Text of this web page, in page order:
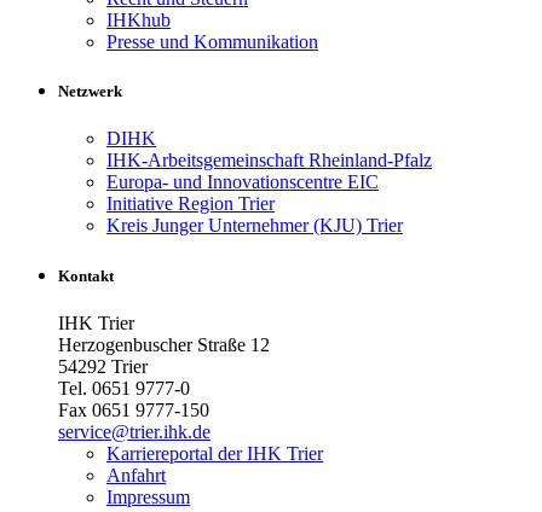
IHKhub
Presse und Kommunikation
Netzwerk
DIHK
IHK-Arbeitsgemeinschaft Rheinland-Pfalz
Europa- und Innovationscentre EIC
Initiative Region Trier
Kreis Junger Unternehmer (KJU) Trier
Kontakt
IHK Trier
Herzogenbuscher Straße 12
54292 Trier
Tel. 0651 9777-0
Fax 0651 9777-150
service@trier.ihk.de
Karriereportal der IHK Trier
Anfahrt
Impressum